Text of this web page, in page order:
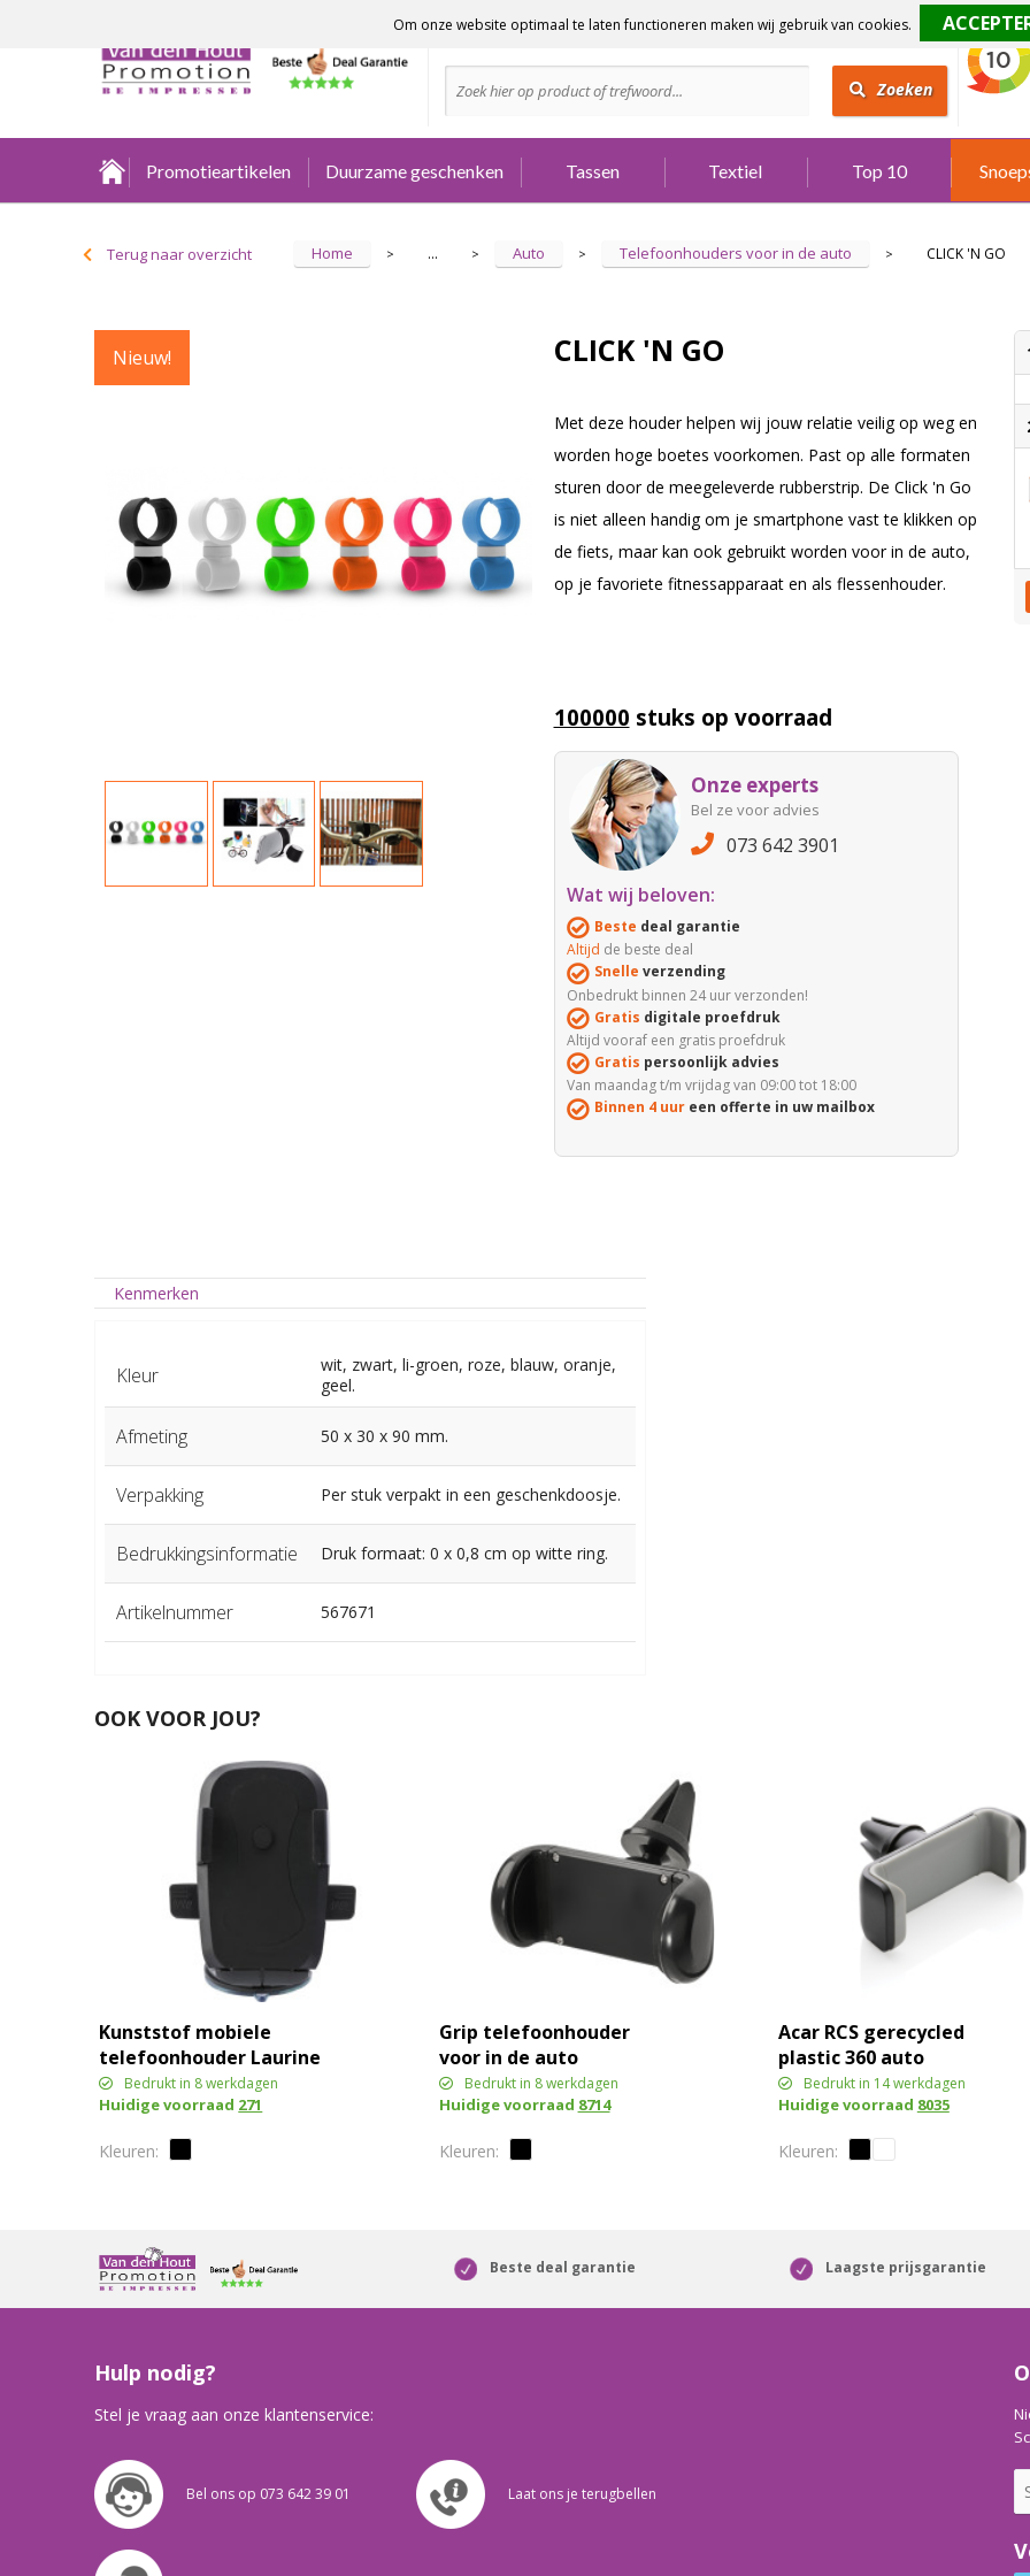
Advies nodig?
Zoeken
Promotieartikelen Duurzame geschenken Tassen Textiel Top 10
Terug naar overzicht Home > ... > Auto > Telefoonhouders voor in de auto > CLICK 'N GO
Nieuw! CLICK 'N GO
Met deze houder helpen wij jouw relatie veilig op weg en
worden hoge boetes voorkomen. Past op alle formaten
sturen door de meegeleverde rubberstrip. De Click 'n Go
is niet alleen handig om je smartphone vast te klikken op
de fiets, maar kan ook gebruikt worden voor in de auto,
op je favoriete fitnessapparaat en als flessenhouder.
100000 stuks op voorraad
Onze experts
Bel ze voor advies
073 642 3901
Wat wij beloven:
Beste deal garantie
Altijd de beste deal
Snelle verzending
Onbedrukt binnen 24 uur verzonden!
Gratis digitale proefdruk
Altijd vooraf een gratis proefdruk
Gratis persoonlijk advies
Van maandag t/m vrijdag van 09:00 tot 18:00
Binnen 4 uureen offerte in uw mailbox
Kenmerken
Kleur
wit, zwart, li-groen, roze, blauw, oranje,
geel.
Afmeting 50 x 30 x 90 mm.
Verpakking Per stuk verpakt in een geschenkdoosje.
Bedrukkingsinformatie Druk formaat: 0 x 0,8 cm op witte ring.
Artikelnummer 567671
OOK VOOR JOU?
Kunststof mobiele
telefoonhouder Laurine
Bedrukt in 8 werkdagen
Huidige voorraad 271
Grip telefoonhouder
voor in de auto
Bedrukt in 8 werkdagen
Huidige voorraad 8714
Acar RCS gerecycled
plastic 360 auto
telefoonhouder
Bedrukt in 14 werkdagen
Huidige voorraad 8035
Beste deal garantie Laagste prijsgarantie
Hulp nodig?
Stel je vraag aan onze klantenservice:
Bel ons op 073 642 39 01 Laat ons je terugbellen
Om onze website optimaal te laten functioneren maken wij gebruik van cookies.